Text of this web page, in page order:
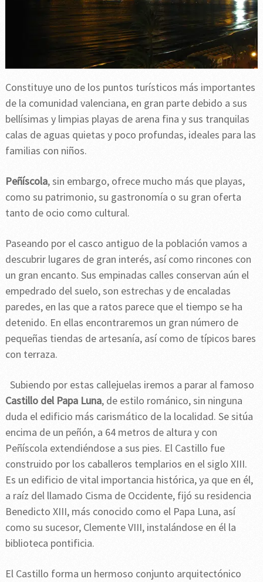
Constituye uno de los puntos turísticos más importantes
de la comunidad valenciana, en gran parte debido a sus
bellísimas y limpias playas de arena fina y sus tranquilas
calas de aguas quietas y poco profundas, ideales para las
familias con niños.
Peñíscola, sin embargo, ofrece mucho más que playas,
como su patrimonio, su gastronomía o su gran oferta
tanto de ocio como cultural.
Paseando por el casco antiguo de la población vamos a
descubrir lugares de gran interés, así como rincones con
un gran encanto. Sus empinadas calles conservan aún el
empedrado del suelo, son estrechas y de encaladas
paredes, en las que a ratos parece que el tiempo se ha
detenido. En ellas encontraremos un gran número de
pequeñas tiendas de artesanía, así como de típicos bares
con terraza.
Subiendo por estas callejuelas iremos a parar al famoso
Castillo del Papa Luna, de estilo románico, sin ninguna
duda el edificio más carismático de la localidad. Se sitúa
encima de un peñón, a 64 metros de altura y con
Peñíscola extendiéndose a sus pies. El Castillo fue
construido por los caballeros templarios en el siglo XIII.
Es un edificio de vital importancia histórica, ya que en él,
a raíz del llamado Cisma de Occidente, fijó su residencia
Benedicto XIII, más conocido como el Papa Luna, así
como su sucesor, Clemente VIII, instalándose en él la
biblioteca pontificia.
El Castillo forma un hermoso conjunto arquitectónico